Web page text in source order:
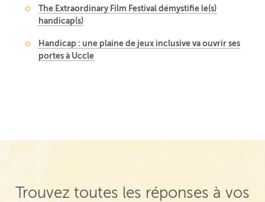
The Extraordinary Film Festival démystifie le(s)
handicap(s)
Handicap : une plaine de jeux inclusive va ouvrir ses
portes à Uccle
Trouvez toutes les réponses à vos